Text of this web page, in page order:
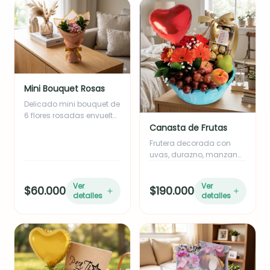
madurados, un corazón
de maní mix y Ferrero
Rocher x 4. La
presentación se realza
con 6 rosas rojas frescas,
un elegante moño en
color dorado o rojo
(según disponibilidad) y
tarjeta con mensaje
personalizado.
Mini Bouquet Rosas
Delicado mini bouquet de
6 flores rosadas envuelto
los dos) que aportan
frescura y sofisticación.
Importante: Este producto
debe solicitarse con un
mínimo de 24 horas de
antelación
$60.000
Ver
detalles
Canasta de Frutas
Frutera decorada con
uvas, durazno, manzana,
$190.000
Ver
detalles